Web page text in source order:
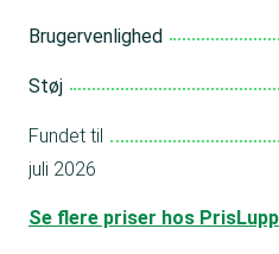
Brugervenlighed
Støj
Fundet til
juli 2026
Se flere priser hos